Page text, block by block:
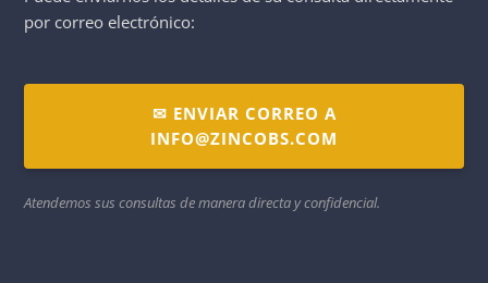
por correo electrónico:
✉ ENVIAR CORREO A
INFO@ZINCOBS.COM
Atendemos sus consultas de manera directa y confidencial.